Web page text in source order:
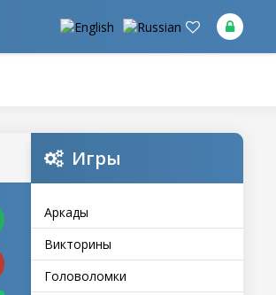
Игры
Аркады
Викторины
Головоломки